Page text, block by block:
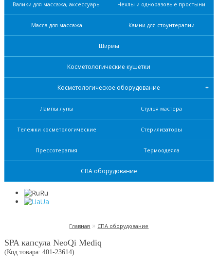
Валики для массажа, аксессуары Чехлы и одноразовые простыни
Масла для массажа Камни для стоунтерапии
Ширмы
Косметологические кушетки
Косметологическое оборудование
Лампы лупы Стулья мастера
Тележки косметологические Стерилизаторы
Прессотерапия Термоодеяла
СПА оборудование
Ru
Ua
Главная » СПА оборудование
SPA капсула NeoQi Mediq
(Код товара: 401-23614)